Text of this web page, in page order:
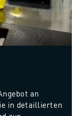
an
in detaillierten